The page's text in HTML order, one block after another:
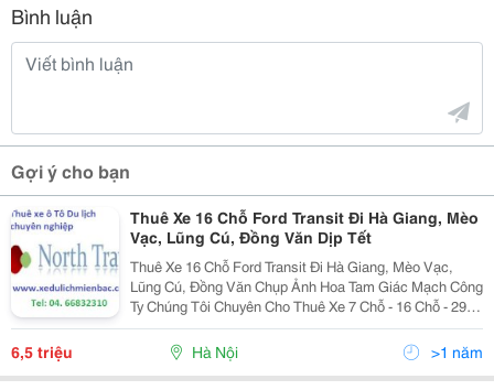
Bình luận
Gợi ý cho bạn
Thuê Xe 16 Chỗ Ford Transit Đi Hà Giang, Mèo
Vạc, Lũng Cú, Đồng Văn Dịp Tết
Thuê Xe 16 Chỗ Ford Transit Đi Hà Giang, Mèo Vạc,
Lũng Cú, Đồng Văn Chụp Ảnh Hoa Tam Giác Mạch Công
Ty Chúng Tôi Chuyên Cho Thuê Xe 7 Chỗ - 16 Chỗ - 29
Chỗ - 35 Chỗ - 45 Chỗ Đời Mới, Lái Xe Chuyên Nghiệp
Chắc Chắn Sẽ Đáp Ứng Mọi Nhu Cầu Thuê Xe Củ
6,5 triệu Hà Nội >1 năm